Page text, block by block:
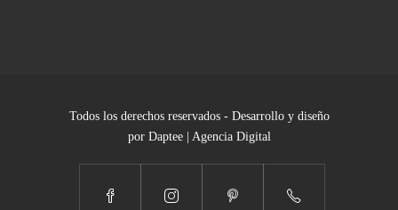
Todos los derechos reservados - Desarrollo y diseño
por Daptee | Agencia Digital